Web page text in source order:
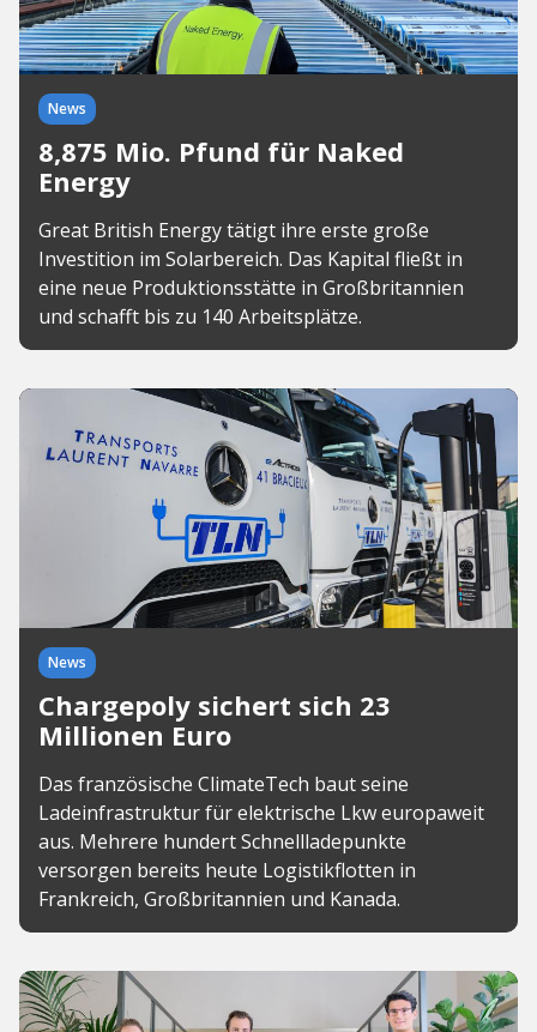
News
8,875 Mio. Pfund für Naked
Energy
Great British Energy tätigt ihre erste große
Investition im Solarbereich. Das Kapital fließt in
eine neue Produktionsstätte in Großbritannien
und schafft bis zu 140 Arbeitsplätze.
News
Chargepoly sichert sich 23
Millionen Euro
Das französische ClimateTech baut seine
Ladeinfrastruktur für elektrische Lkw europaweit
aus. Mehrere hundert Schnellladepunkte
versorgen bereits heute Logistikflotten in
Frankreich, Großbritannien und Kanada.